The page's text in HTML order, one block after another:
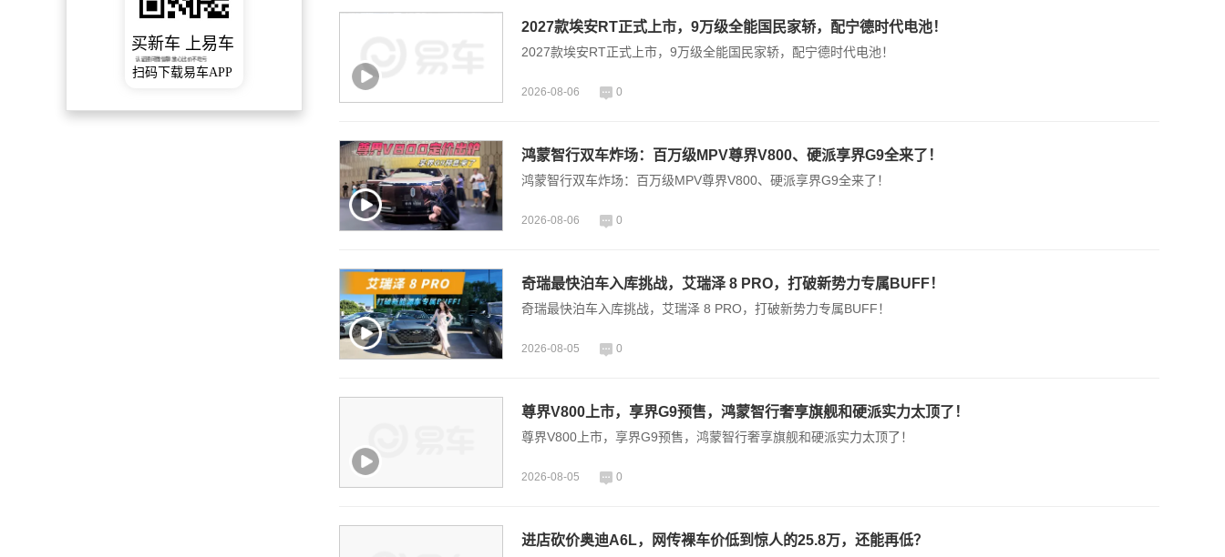
买新车 上易车
认证顾问微信聊 放心比价不吃亏
扫码下载易车APP
2027款埃安RT正式上市，9万级全能国民家轿，配宁德时代电池！
2027款埃安RT正式上市，9万级全能国民家轿，配宁德时代电池！
2026-08-06 0
鸿蒙智行双车炸场：百万级MPV尊界V800、硬派享界G9全来了！
鸿蒙智行双车炸场：百万级MPV尊界V800、硬派享界G9全来了！
2026-08-06 0
奇瑞最快泊车入库挑战，艾瑞泽 8 PRO，打破新势力专属BUFF！
奇瑞最快泊车入库挑战，艾瑞泽 8 PRO，打破新势力专属BUFF！
2026-08-05 0
尊界V800上市，享界G9预售，鸿蒙智行奢享旗舰和硬派实力太顶了！
尊界V800上市，享界G9预售，鸿蒙智行奢享旗舰和硬派实力太顶了！
2026-08-05 0
进店砍价奥迪A6L，网传裸车价低到惊人的25.8万，还能再低？